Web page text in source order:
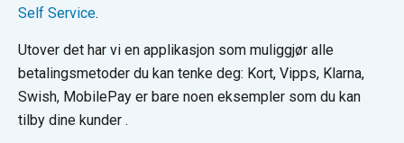
Self Service.
Utover det har vi en applikasjon som muliggjør alle
betalingsmetoder du kan tenke deg: Kort, Vipps, Klarna,
Swish, MobilePay er bare noen eksempler som du kan
tilby dine kunder .